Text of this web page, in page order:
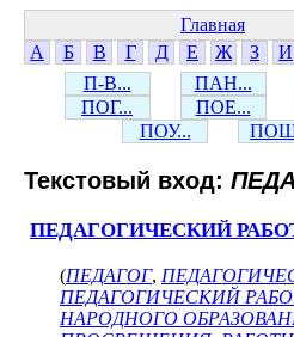
Главная
А
Б В Г Д Е Ж З И
П-В...
ПАН...
ПОГ...
ПОЕ...
ПОУ...
Текстовый вход:
ПЕДАГОГИЧЕСКИЙ
(ПЕДАГОГ,
ПЕДАГОГИЧЕСКИЙ
НАРОДНОГО